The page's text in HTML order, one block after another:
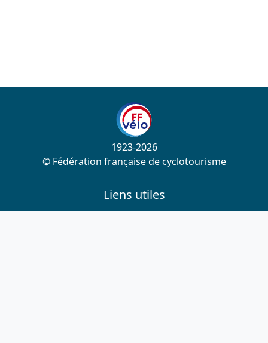
1923-2026
© Fédération française de cyclotourisme
Liens utiles
Cotation des circuits